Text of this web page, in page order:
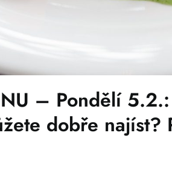
– Pondělí
dobře najíst?